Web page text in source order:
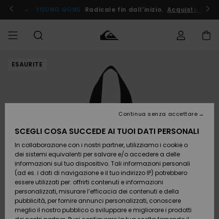
informazioni
prodotto
! YOUNG GUNS Radicale fin dall’inizio. Acquista Ora
UOMO Abbigliamento
Accessori
Calzature
e
infradito
Surf /
Acqua
Abbigliamento
Accessori
Calzature
e
infradito
Surf /
Acqua
Nuovi
Da
Scoprire
Snow
SURF
Surf Shop
Uomo
Highlights
Comunità
SNOW
Uomo
Shop
Snow
Shop
Donna
OUTLET
Uomo
Outlet
Donna
Accedi al tuo
Spedizione
Pagamento
Buono regalo
Quiksilver
Freedom
ESAURITE
SCEGLI COSA SUCCEDE AI TUOI DATI PERSONALI
In collaborazione con i nostri partner, utilizziamo i cookie o
dei sistemi equivalenti per salvare e/o accedere a delle
informazioni sul tuo dispositivo. Tali informazioni personali
(ad es. i dati di navigazione e il tuo indirizzo IP) potrebbero
essere utilizzati per: offrirti contenuti e informazioni
personalizzati, misurare l’efficacia dei contenuti e della
pubblicità, per fornire annunci personalizzati, conoscere
meglio il nostro pubblico o sviluppare e migliorare i prodotti
Continua senza accettare